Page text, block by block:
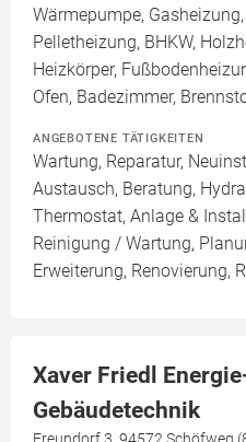
Wärmepumpe,
Pelletheizung, BHKW,
Heizkörper,
Ofen, Badezimmer,
ANGEBOTENE TÄTIGKEITEN
Wartung, Reparatur,
Austausch, Beratung,
Thermostat, Anlage &
Reinigung / Wartung,
Erweiterung, Renovierung,
Xaver Friedl
Gebäudetechnik